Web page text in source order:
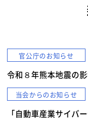
官公庁のお知らせ
令和８年熊本地震の
当会からのお知らせ
「自動車産業サイバ